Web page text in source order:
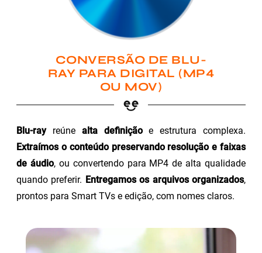
CONVERSÃO DE BLU-
RAY PARA DIGITAL (MP4
OU MOV)
Blu-rayreúne alta definiçãoe estrutura complexa.
Extraímos o conteúdo preservando resolução e faixas
de áudio, ou convertendo para MP4 de alta qualidade
quando preferir. Entregamos os arquivos organizados,
prontos para Smart TVs e edição, com nomes claros.